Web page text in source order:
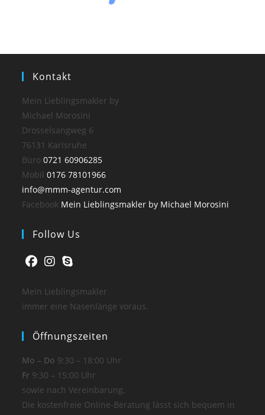
Kontakt
Mein Lieblingsmakler by
Michael Morosini
Drosselsangweg 6
76131 Karlsruhe
Büro0721 60906285
Mobil0176 78101966
info@mmm-agentur.com
Facebook Mein Lieblingsmakler by Michael Morosini
Follow Us
Mein Lieblingsmakler
immer eine Nasenlänge voraus.
Öffnungszeiten
Mo – Do 9:30 – 18:00 Uhr
Fr 9:30 – 15:00 Uhr
sowie nach Vereinbarung.
Die kostenfreie Online-Beratung lässt sich bequem in